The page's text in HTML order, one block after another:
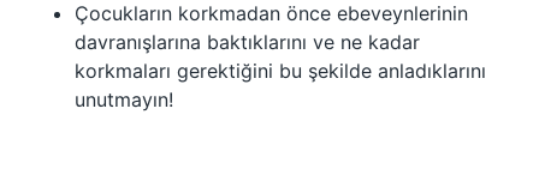
Çocukların korkmadan önce ebeveynlerinin
davranışlarına baktıklarını ve ne kadar
korkmaları gerektiğini bu şekilde anladıklarını
unutmayın!